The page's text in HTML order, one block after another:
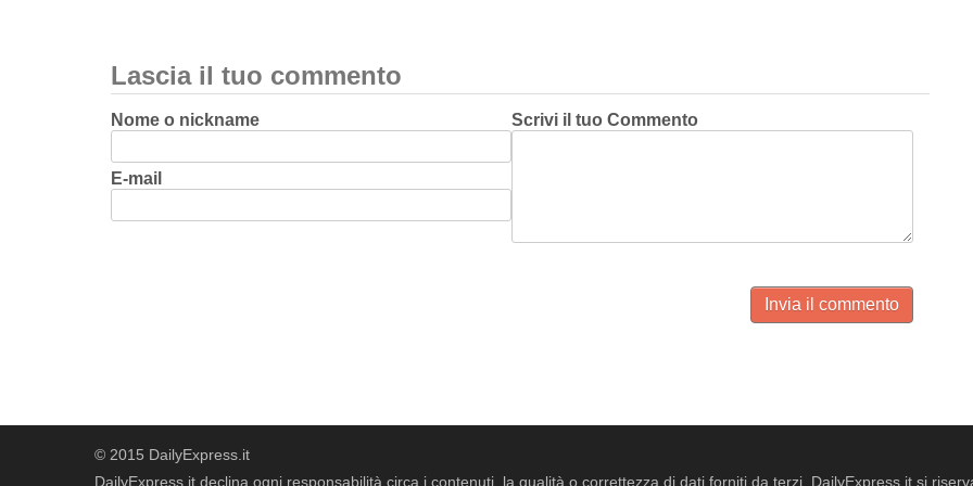
Lascia il tuo commento
Nome o nickname
E-mail
Scrivi il tuo Commento
Invia il commento
© 2015 DailyExpress.it
DailyExpress.it declina ogni responsabilità circa i contenuti, la qualità o correttezza di dati forniti da terzi. DailyExpress.it si